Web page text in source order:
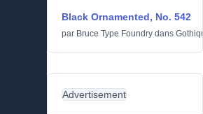
Black Ornamented, No. 542
par Bruce Type Foundry dans
Advertisement